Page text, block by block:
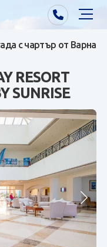
Бургас
с чартър от Варна
RESORT
SUNRISE